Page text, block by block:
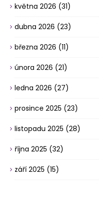
května 2026 (31)
dubna 2026 (23)
března 2026 (11)
února 2026 (21)
ledna 2026 (27)
prosince 2025 (23)
listopadu 2025 (28)
října 2025 (32)
září 2025 (15)